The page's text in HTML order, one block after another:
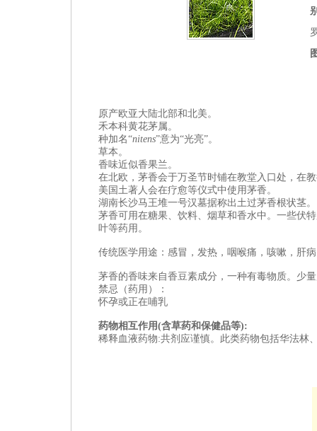
原产欧亚大陆北部和北美。
禾本科黄花茅属。
种加名“nitens”意为“光亮”。
草本。
香味近似香果兰。
在北欧，茅香会于万圣节时铺在教堂入口处，在
美国土著人会在疗愈等仪式中使用茅香。
湖南长沙马王堆一号汉墓据称出土过茅香根状茎。
茅香可用在糖果、饮料、烟草和香水中。一些伏
叶等药用。
传统医学用途：感冒，发热，咽喉痛，咳嗽，肝
茅香的香味来自香豆素成分，一种有毒物质。少
禁忌（药用）：
怀孕或正在哺乳
药物相互作用(含草药和保健品等):
稀释血液药物:共剂应谨慎。 此类药物包括华法林